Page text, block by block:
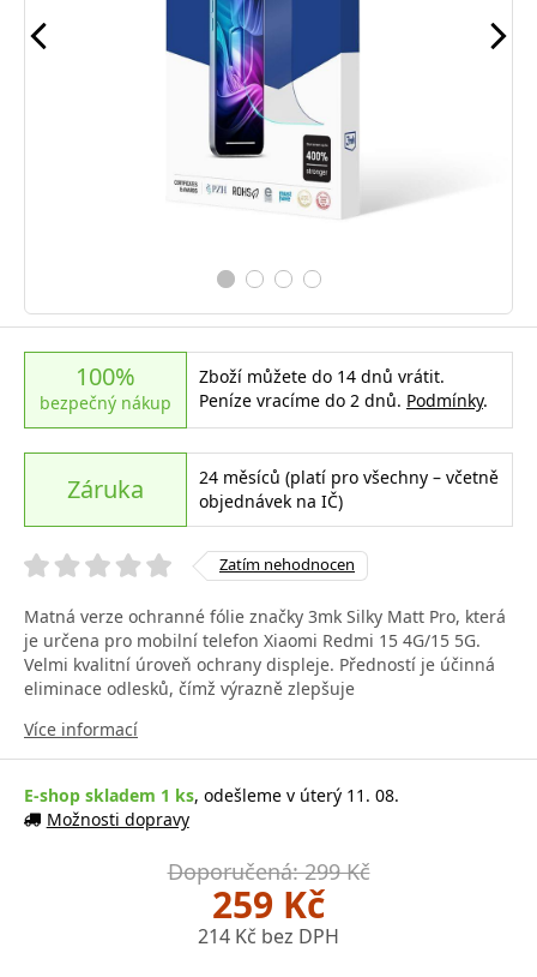
100%
bezpečný nákup
Zboží můžete do 14 dnů vrátit.
Peníze vracíme do 2 dnů. Podmínky.
Záruka
24 měsíců (platí pro všechny – včetně
objednávek na IČ)
Zatím nehodnocen
Matná verze ochranné fólie značky 3mk Silky Matt Pro, která
je určena pro mobilní telefon Xiaomi Redmi 15 4G/15 5G.
Velmi kvalitní úroveň ochrany displeje. Předností je účinná
eliminace odlesků, čímž výrazně zlepšuje
Více informací
E-shop skladem 1 ks, odešleme v úterý 11. 08.
Možnosti dopravy
Doporučená: 299 Kč
259 Kč
214 Kč bez DPH